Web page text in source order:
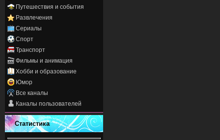
Путешествия и события
Развлечения
Сериалы
Спорт
Транспорт
Фильмы и анимация
Хобби и образование
Юмор
Все каналы
Каналы пользователей
Статистика